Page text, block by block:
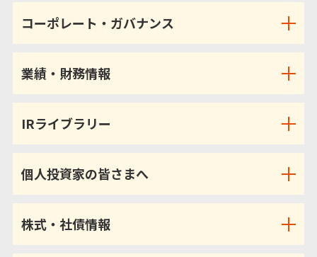
コーポレート・ガバナンス
業績・財務情報
IRライブラリー
個人投資家の皆さまへ
株式・社債情報